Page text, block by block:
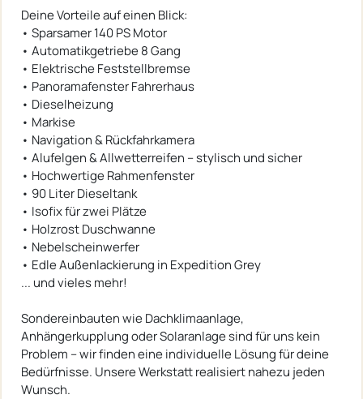
Deine Vorteile auf einen Blick:
• Sparsamer 140 PS Motor
• Automatikgetriebe 8 Gang
• Elektrische Feststellbremse
• Panoramafenster Fahrerhaus
• Dieselheizung
• Markise
• Navigation & Rückfahrkamera
• Alufelgen & Allwetterreifen – stylisch und sicher
• Hochwertige Rahmenfenster
• 90 Liter Dieseltank
• Isofix für zwei Plätze
• Holzrost Duschwanne
• Nebelscheinwerfer
• Edle Außenlackierung in Expedition Grey
... und vieles mehr!
Sondereinbauten wie Dachklimaanlage,
Anhängerkupplung oder Solaranlage sind für uns kein
Problem – wir finden eine individuelle Lösung für deine
Bedürfnisse. Unsere Werkstatt realisiert nahezu jeden
Wunsch.